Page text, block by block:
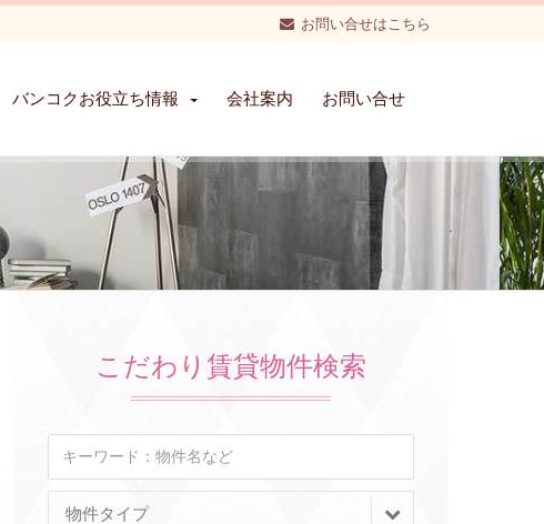
お問い合せはこちら
バンコクお役立ち情報 会社案内 お問い合せ
こだわり賃貸物件検索
物件タイプ